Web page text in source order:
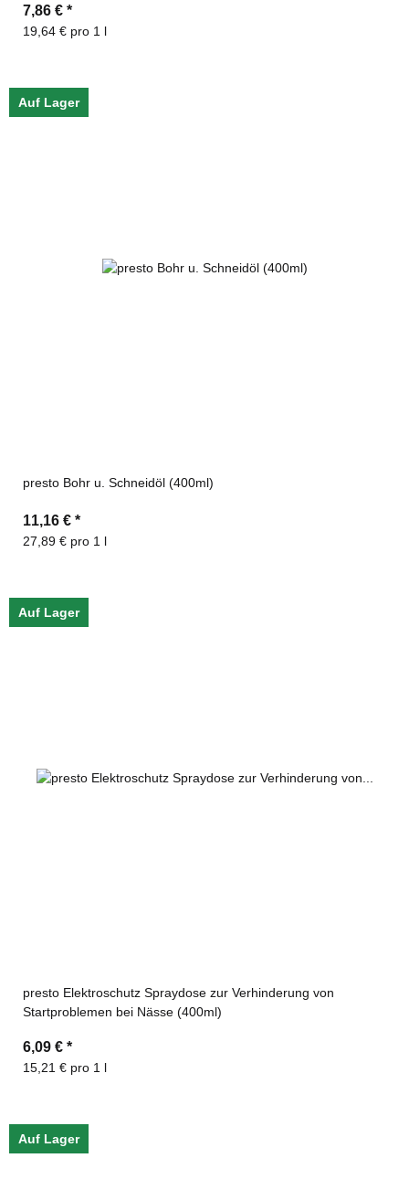
7,86 € *
19,64 € pro 1 l
Auf Lager
presto Bohr u. Schneidöl (400ml)
11,16 € *
27,89 € pro 1 l
Auf Lager
presto Elektroschutz Spraydose zur Verhinderung von
Startproblemen bei Nässe (400ml)
6,09 € *
15,21 € pro 1 l
Auf Lager